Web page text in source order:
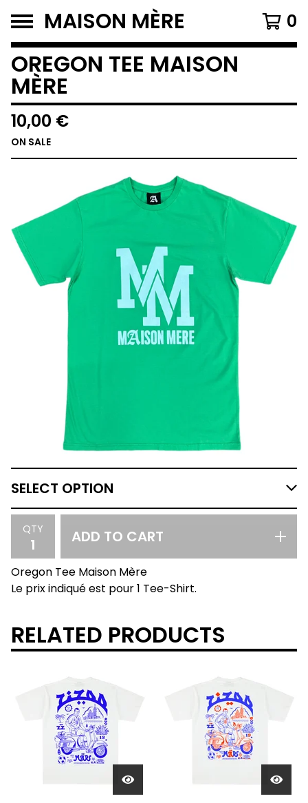
MAISON MÈRE 0
OREGON TEE MAISON
MÈRE
10,00 €
ON SALE
QTY ADD TO CART
Oregon Tee Maison Mère
Le prix indiqué est pour 1 Tee-Shirt.
RELATED PRODUCTS